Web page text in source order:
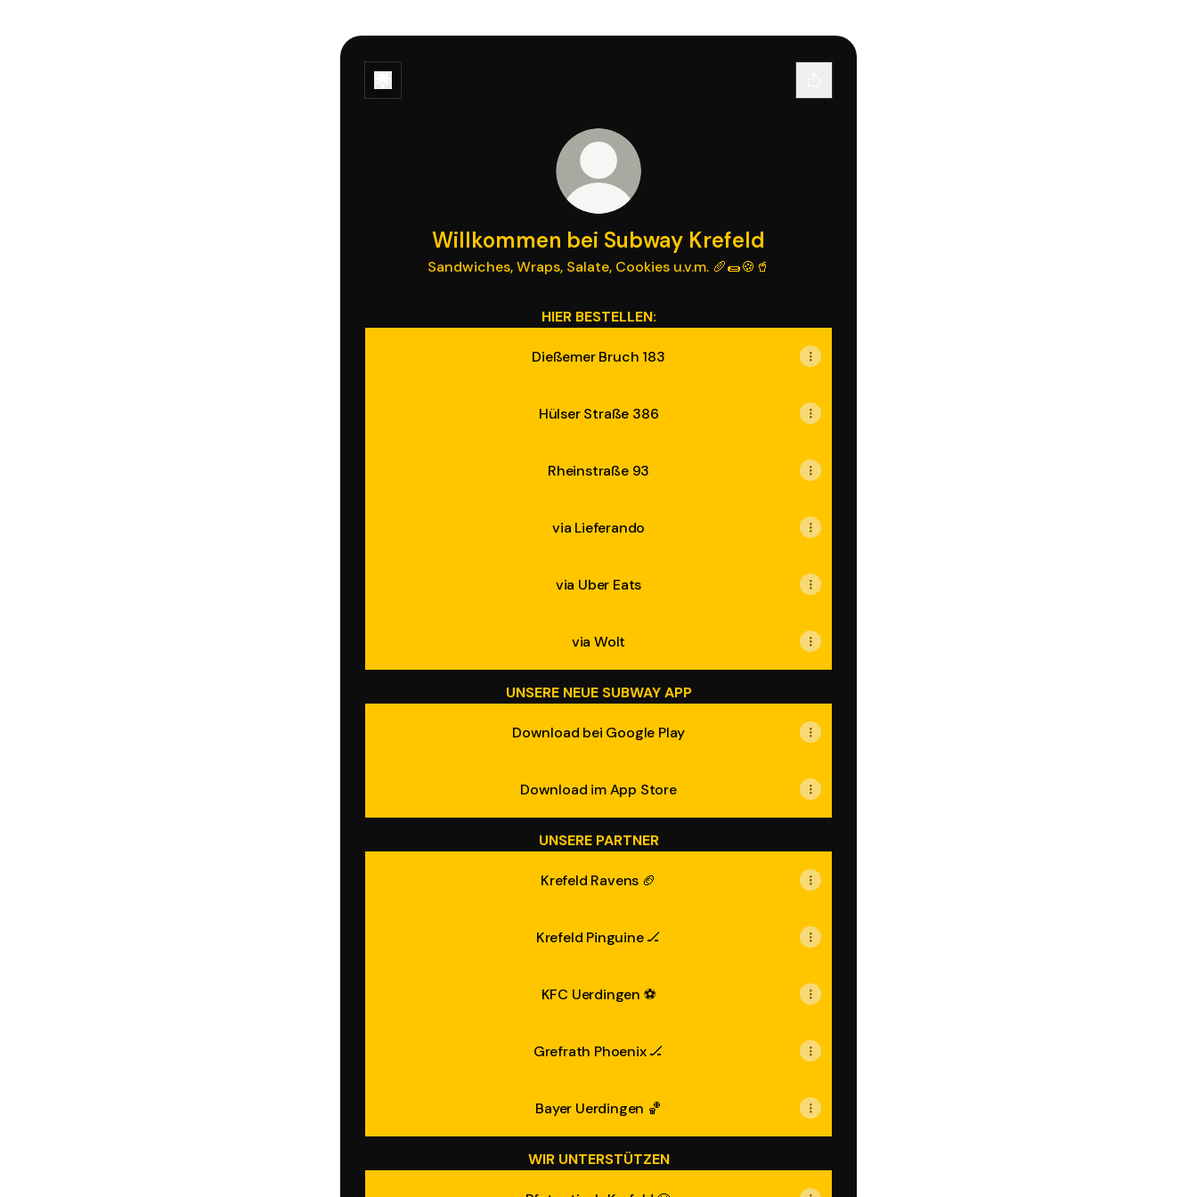
Willkommen bei Subway Krefeld
Sandwiches, Wraps, Salate, Cookies u.v.m. 🥖🌯🍪🥤
HIER BESTELLEN:
Dießemer Bruch 183
Hülser Straße 386
Rheinstraße 93
via Lieferando
via Uber Eats
via Wolt
UNSERE NEUE SUBWAY APP
Download bei Google Play
Download im App Store
UNSERE PARTNER
Krefeld Ravens 🏈
Krefeld Pinguine 🏒
KFC Uerdingen ⚽
Grefrath Phoenix 🏒
Bayer Uerdingen 🏀
WIR UNTERSTÜTZEN